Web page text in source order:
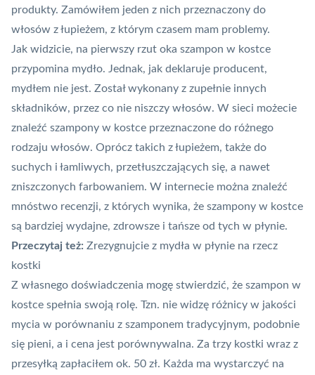
produkty. Zamówiłem jeden z nich przeznaczony do
włosów z łupieżem, z którym czasem mam problemy.
Jak widzicie, na pierwszy rzut oka szampon w kostce
przypomina mydło. Jednak, jak deklaruje producent,
mydłem nie jest. Został wykonany z zupełnie innych
składników, przez co nie niszczy włosów. W sieci możecie
znaleźć szampony w kostce przeznaczone do różnego
rodzaju włosów. Oprócz takich z łupieżem, także do
suchych i łamliwych, przetłuszczających się, a nawet
zniszczonych farbowaniem. W internecie można znaleźć
mnóstwo recenzji, z których wynika, że szampony w kostce
są bardziej wydajne, zdrowsze i tańsze od tych w płynie.
Przeczytaj też: Zrezygnujcie z mydła w płynie na rzecz
kostki
Z własnego doświadczenia mogę stwierdzić, że szampon w
kostce spełnia swoją rolę. Tzn. nie widzę różnicy w jakości
mycia w porównaniu z szamponem tradycyjnym, podobnie
się pieni, a i cena jest porównywalna. Za trzy kostki wraz z
przesyłką zapłaciłem ok. 50 zł. Każda ma wystarczyć na